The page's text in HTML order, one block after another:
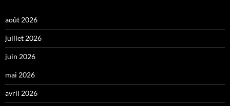
août 2026
juillet 2026
juin 2026
mai 2026
avril 2026